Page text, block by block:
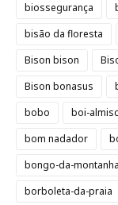
biossegurança
bisão da floresta
Bison bison
Bison bonasus
bobo
boi-
bom nadador
bongo-da-montanha
borboleta-da-praia